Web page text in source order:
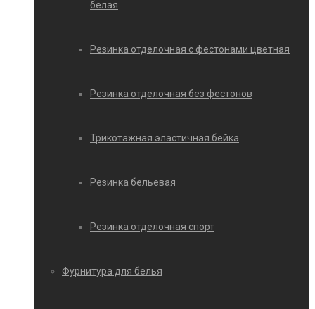
белая
Резинка отделочная с фестонами цветная
Резинка отделочная без фестонов
Трикотажная эластичная бейка
Резинка бельевая
Резинка отделочная спорт
Фурнитура для белья